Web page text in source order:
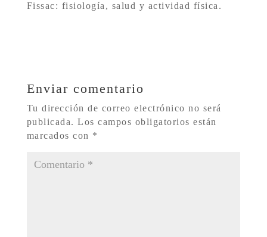
Fissac: fisiología, salud y actividad física.
Enviar comentario
Tu dirección de correo electrónico no será
publicada. Los campos obligatorios están
marcados con *